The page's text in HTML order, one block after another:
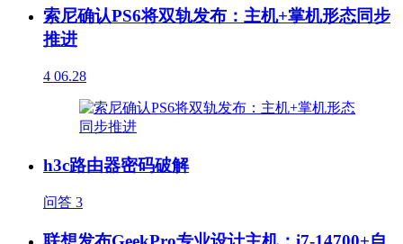
索尼确认PS6将双轨发布：主机+掌机形态同步
推进
4 06.28
h3c路由器密码破解
问答 3